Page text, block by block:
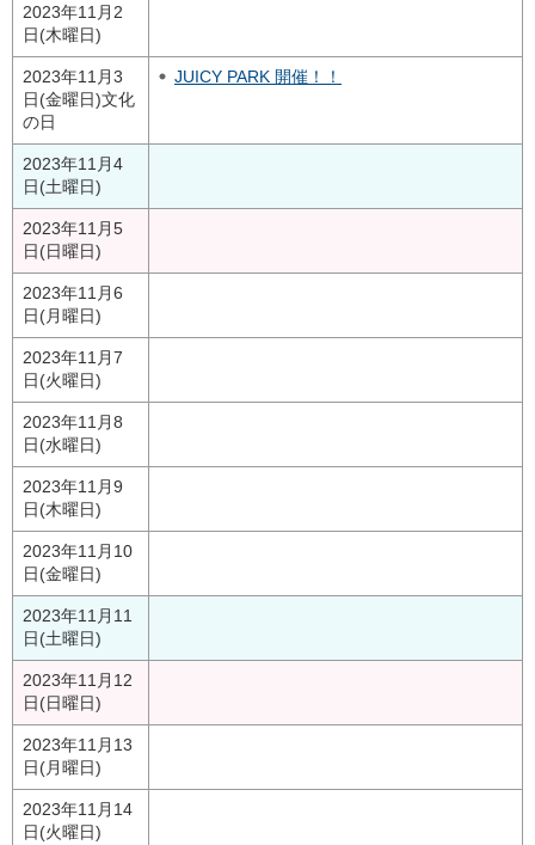
2023年11月2
日(木曜日)
2023年11月3
日(金曜日)文化
の日
JUICY PARK 開催！！
2023年11月4
日(土曜日)
2023年11月5
日(日曜日)
2023年11月6
日(月曜日)
2023年11月7
日(火曜日)
2023年11月8
日(水曜日)
2023年11月9
日(木曜日)
2023年11月10
日(金曜日)
2023年11月11
日(土曜日)
2023年11月12
日(日曜日)
2023年11月13
日(月曜日)
2023年11月14
日(火曜日)